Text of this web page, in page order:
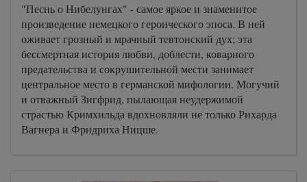
"Песнь о Нибелунгах" - самое яркое и знаменитое
произведение немецкого героического эпоса. В ней
оживает грозный и мрачный тевтонский дух; эта
бессмертная история любви, доблести, коварного
предательства и сокрушительной мести занимает
центральное место в германской мифологии. Могучий
и отважный Зигфрид, пылающая неудержимой
страстью Кримхильда вдохновляли не только Рихарда
Вагнера и Фридриха Ницше.